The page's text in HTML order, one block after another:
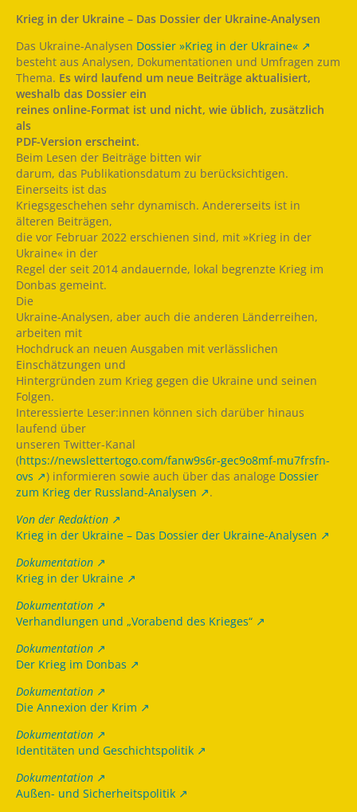
Krieg in der Ukraine – Das Dossier der Ukraine-Analysen
Das Ukraine-Analysen Dossier »Krieg in der Ukraine«
besteht aus Analysen, Dokumentationen und Umfragen zum
Thema. Es wird laufend um neue Beiträge aktualisiert,
weshalb das Dossier ein
reines online-Format ist und nicht, wie üblich, zusätzlich
als
PDF-Version erscheint.
Beim Lesen der Beiträge bitten wir
darum, das Publikationsdatum zu berücksichtigen.
Einerseits ist das
Kriegsgeschehen sehr dynamisch. Andererseits ist in
älteren Beiträgen,
die vor Februar 2022 erschienen sind, mit »Krieg in der
Ukraine« in der
Regel der seit 2014 andauernde, lokal begrenzte Krieg im
Donbas gemeint.
Die
Ukraine-Analysen, aber auch die anderen Länderreihen,
arbeiten mit
Hochdruck an neuen Ausgaben mit verlässlichen
Einschätzungen und
Hintergründen zum Krieg gegen die Ukraine und seinen
Folgen.
Interessierte Leser:innen können sich darüber hinaus
laufend über
unseren Twitter-Kanal
(https://newslettertogo.com/fanw9s6r-gec9o8mf-mu7frsfn-
ovs
) informieren sowie auch über das analoge Dossier
zum Krieg der Russland-Analysen
.
Von der Redaktion
Krieg in der Ukraine – Das Dossier der Ukraine-Analysen
Dokumentation
Krieg in der Ukraine
Dokumentation
Verhandlungen und „Vorabend des Krieges“
Dokumentation
Der Krieg im Donbas
Dokumentation
Die Annexion der Krim
Dokumentation
Identitäten und Geschichtspolitik
Dokumentation
Außen- und Sicherheitspolitik